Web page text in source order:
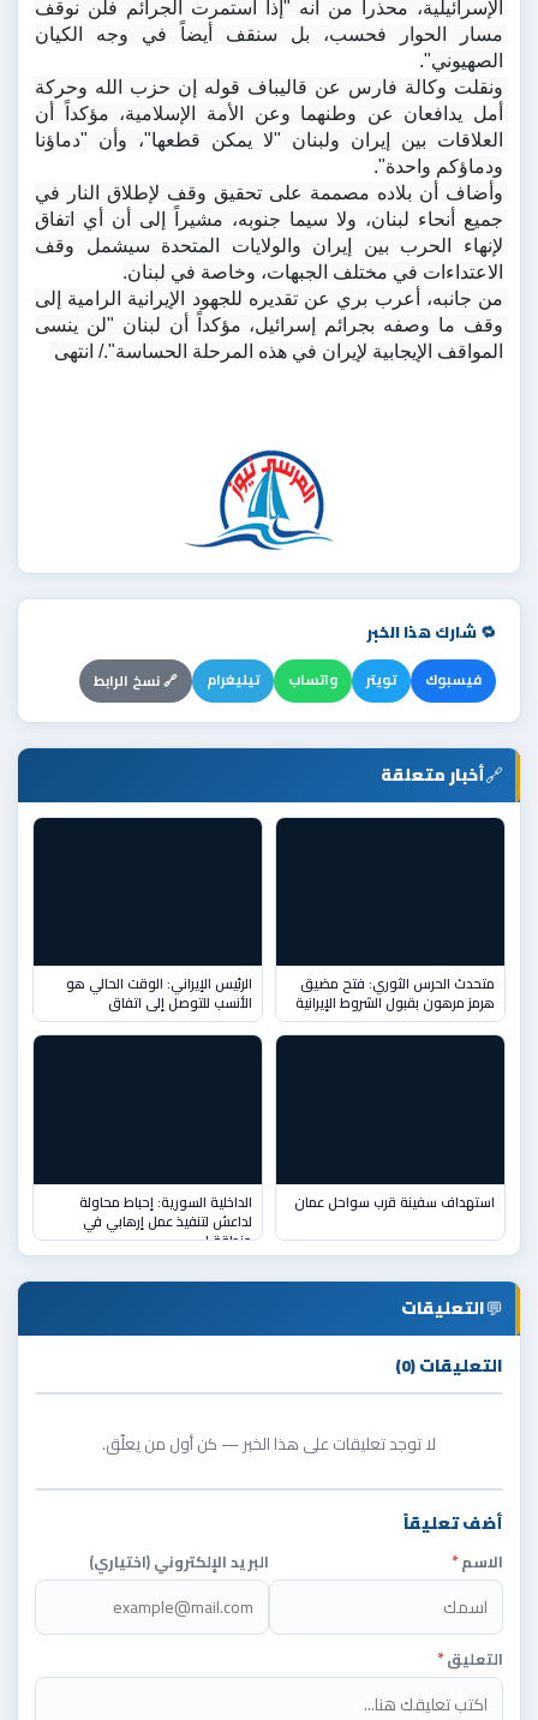
الصهيوني".
ودماؤكم واحدة".
الاعتداءات في مختلف الجبهات، وخاصة في لبنان.
المواقف الإيجابية لإيران في هذه المرحلة الحساسة"./ انتهى
🔁 شارك هذا الخبر
فيسبوك تويتر واتساب تيليغرام 🔗 نسخ الرابط
🔗أخبار متعلقة
متحدث الحرس الثوري: فتح مضيق
هرمز مرهون بقبول الشروط الإيرانية
الرئيس الإيراني: الوقت الحالي هو
الأنسب للتوصل إلى اتفاق
استهداف سفينة قرب سواحل عمان الداخلية السورية: إحباط محاولة
لداعش لتنفيذ عمل إرهابي في
منطقة ا
💬التعليقات
التعليقات (0)
لا توجد تعليقات على هذا الخبر — كن أول من يعلّق.
أضف تعليقاً
الاسم* البريد الإلكتروني (اختياري)
التعليق*